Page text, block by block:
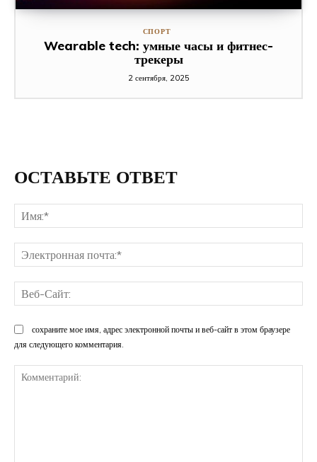
СПОРТ
Wearable tech: умные часы и фитнес-
трекеры
2 сентября, 2025
ОСТАВЬТЕ ОТВЕТ
сохраните мое имя, адрес электронной почты и веб-сайт в этом браузере
для следующего комментария.